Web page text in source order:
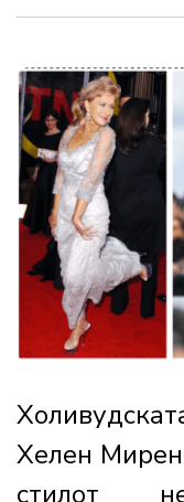
Хелен
стилот